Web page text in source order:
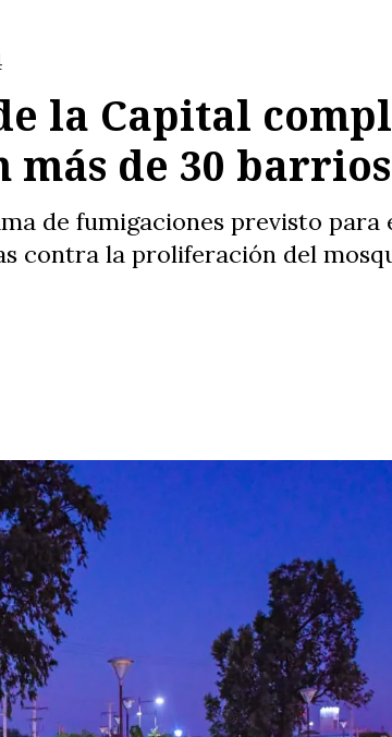
la Capital
más de 30 barrios
de fumigaciones previsto para
contra la proliferación del